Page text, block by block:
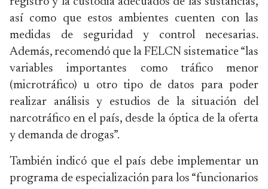
así como que estos ambientes cuenten con las
medidas de seguridad y control necesarias.
Además, recomendó que la FELCN sistematice “las
variables importantes como tráfico menor
(microtráfico) u otro tipo de datos para poder
realizar análisis y estudios de la situación del
narcotráfico en el país, desde la óptica de la oferta
y demanda de drogas”.
También indicó que el país debe implementar un
programa de especialización para los “funcionarios